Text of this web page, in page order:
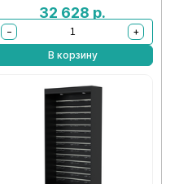
32 628 р.
−
+
В корзину